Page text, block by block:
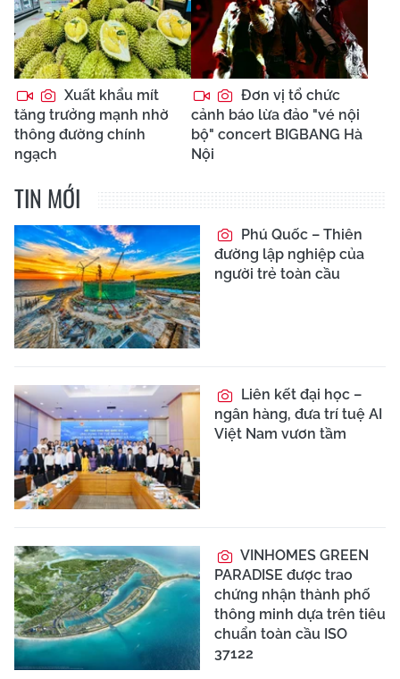
Xuất khẩu mít
tăng trưởng mạnh nhờ
thông đường chính
ngạch
Đơn vị tổ chức
cảnh báo lừa đảo "vé nội
bộ" concert BIGBANG Hà
Nội
TIN MỚI
Phú Quốc – Thiên
đường lập nghiệp của
người trẻ toàn cầu
Liên kết đại học –
ngân hàng, đưa trí tuệ AI
Việt Nam vươn tầm
VINHOMES GREEN
PARADISE được trao
chứng nhận thành phố
thông minh dựa trên tiêu
chuẩn toàn cầu ISO
37122